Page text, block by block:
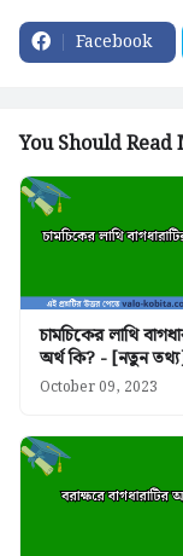
Facebook
You Should Read
চামচিকের লাথি
অর্থ কি? - [নতুন
October 09, 2023